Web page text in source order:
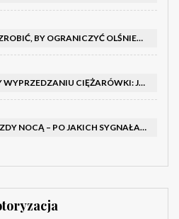
JAZDA POD SŁOŃCE: CO ZROBIĆ, BY OGRANICZYĆ OLŚNIENIE I POPRAWIĆ WIDOCZNOŚĆ
PODMUCH WIATRU PRZY WYPRZEDZANIU CIĘŻARÓWKI: JAK UTRZYMAĆ TOR JAZDY I OPANOWAĆ AUTO
ZMĘCZENIE PODCZAS JAZDY NOCĄ – PO JAKICH SYGNAŁACH ROZPOZNAĆ SENNOŚĆ ZA KIEROWNICĄ I KIEDY ZROBIĆ PRZERWĘ